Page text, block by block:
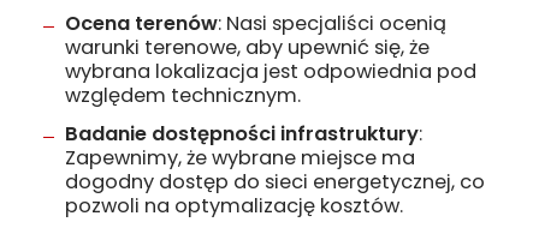
Ocena terenów: Nasi specjaliści ocenią
warunki terenowe, aby upewnić się, że
wybrana lokalizacja jest odpowiednia pod
względem technicznym.
Badanie dostępności infrastruktury:
Zapewnimy, że wybrane miejsce ma
dogodny dostęp do sieci energetycznej, co
pozwoli na optymalizację kosztów.